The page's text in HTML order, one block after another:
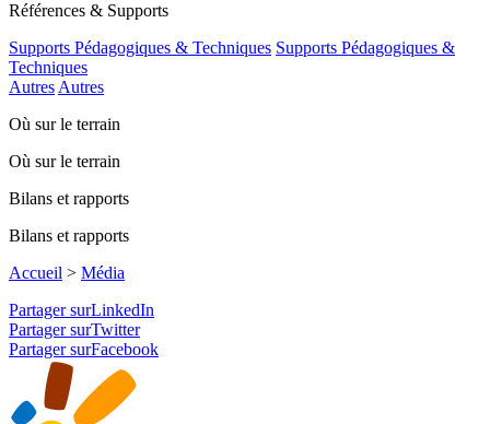
Références & Supports
Supports Pédagogiques & Techniques Supports Pédagogiques &
Techniques
AutresAutres
Où sur le terrain
Où sur le terrain
Bilans et rapports
Bilans et rapports
Accueil > Média
Partager surLinkedIn
Partager surTwitter
Partager surFacebook